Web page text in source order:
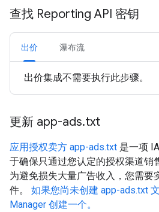
查找 Reporting API 密钥
出价 瀑布流
出价集成不需要执行此步骤。
更新 app-ads.txt
应用授权卖方 app-ads.txt 是一项
于确保只通过您认定的授权渠道销
为避免损失大量广告收入，您需要
件。 如果您尚未创建 app-ads.txt
Manager 创建一个。